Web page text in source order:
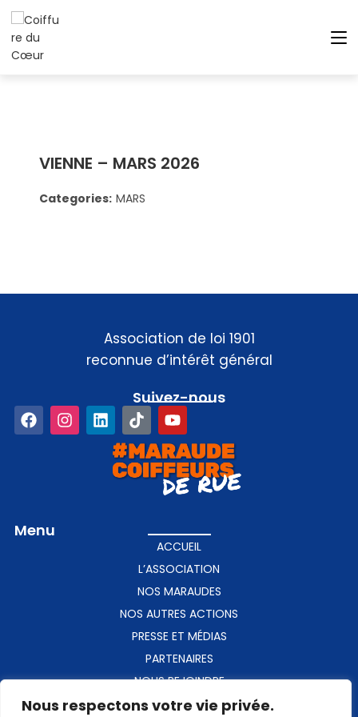
Nous respectons votre vie privée.
VIENNE – MARS 2026
Categories: MARS
Association de loi 1901
reconnue d’intérêt général
Menu
ACCUEIL
L’ASSOCIATION
NOS MARAUDES
NOS AUTRES ACTIONS
PRESSE ET MÉDIAS
PARTENAIRES
NOUS REJOINDRE
CONTACT
Suivez-nous​